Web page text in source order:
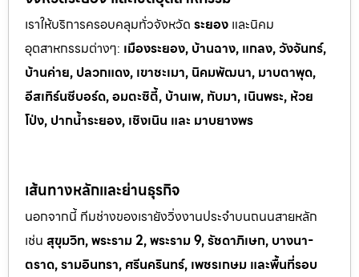
เราให้บริการครอบคลุมทั่วจังหวัด ระยอง และนิคม
อุตสาหกรรมต่างๆ: เมืองระยอง, บ้านฉาง, แกลง, วังจันทร์,
บ้านค่าย, ปลวกแดง, เขาชะเมา, นิคมพัฒนา, มาบตาพุด,
อีสเทิร์นซีบอร์ด, อมตะซิตี้, บ้านเพ, ทับมา, เนินพระ, ห้วย
โป่ง, ปากน้ำระยอง, เชิงเนิน และ มาบยางพร
เส้นทางหลักและย่านธุรกิจ
นอกจากนี้ ทีมช่างของเรายังวิ่งงานประจำบนถนนสายหลัก
เช่น สุขุมวิท, พระราม 2, พระราม 9, รัชดาภิเษก, บางนา-
ตราด, รามอินทรา, ศรีนครินทร์, เพชรเกษม และพื้นที่รอบ